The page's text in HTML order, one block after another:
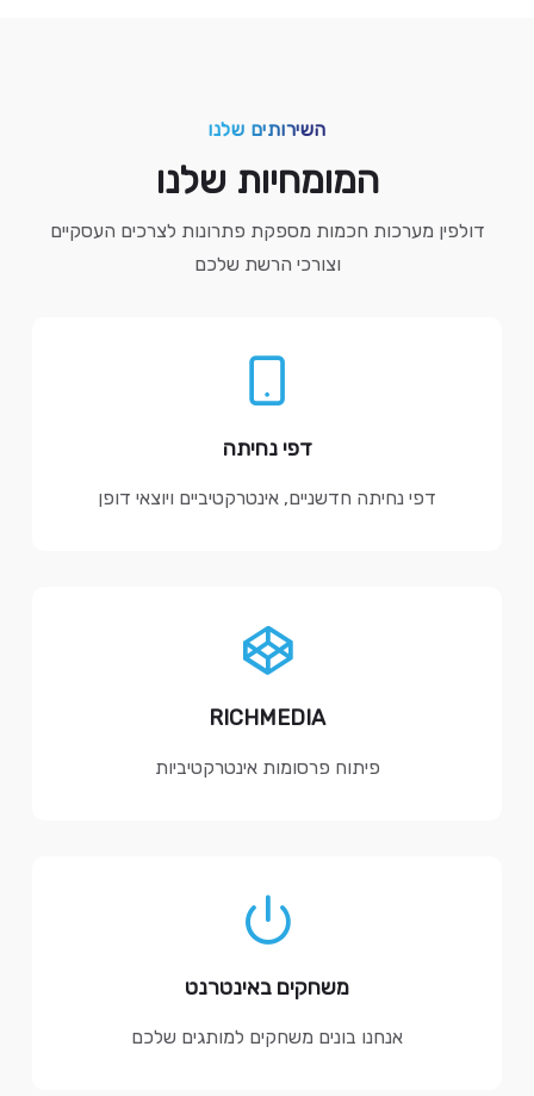
השירותים שלנו
המומחיות שלנו
דולפין מערכות חכמות מספקת פתרונות לצרכים העסקיים
וצורכי הרשת שלכם
דפי נחיתה
דפי נחיתה חדשניים, אינטרקטיביים ויוצאי דופן
RICHMEDIA
פיתוח פרסומות אינטרקטיביות
משחקים באינטרנט
אנחנו בונים משחקים למותגים שלכם